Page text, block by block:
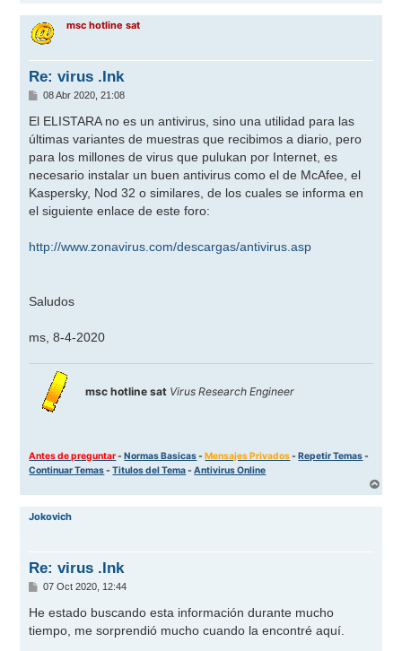
r
msc hotline sat
Re: virus .Ink
M
n
a
e
08 Abr 2020, 21:08
El ELISTARA no es un antivirus, sino una utilidad para las
últimas variantes de muestras que recibimos a diario, pero
para los millones de virus que pulukan por Internet, es
necesario instalar un buen antivirus como el de McAfee, el
Kaspersky, Nod 32 o similares, de los cuales se informa en
el siguiente enlace de este foro:
http://www.zonavirus.com/descargas/antivirus.asp
Saludos
ms, 8-4-2020
msc hotline sat Virus Research Engineer
Antes de preguntar-Normas Basicas-Mensajes Privados-Repetir Temas-
Continuar Temas-Titulos del Tema-Antivirus Online
r
Jokovich
Re: virus .Ink
M
n
s
a
07 Oct 2020, 12:44
He estado buscando esta información durante mucho
tiempo, me sorprendió mucho cuando la encontré aquí.